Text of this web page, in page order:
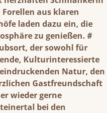
aus klaren
laden dazu ein, die
zu genießen. #
der sowohl für
Kulturinteressierte
Natur, den
Gastfreundschaft
wieder gerne
bei den